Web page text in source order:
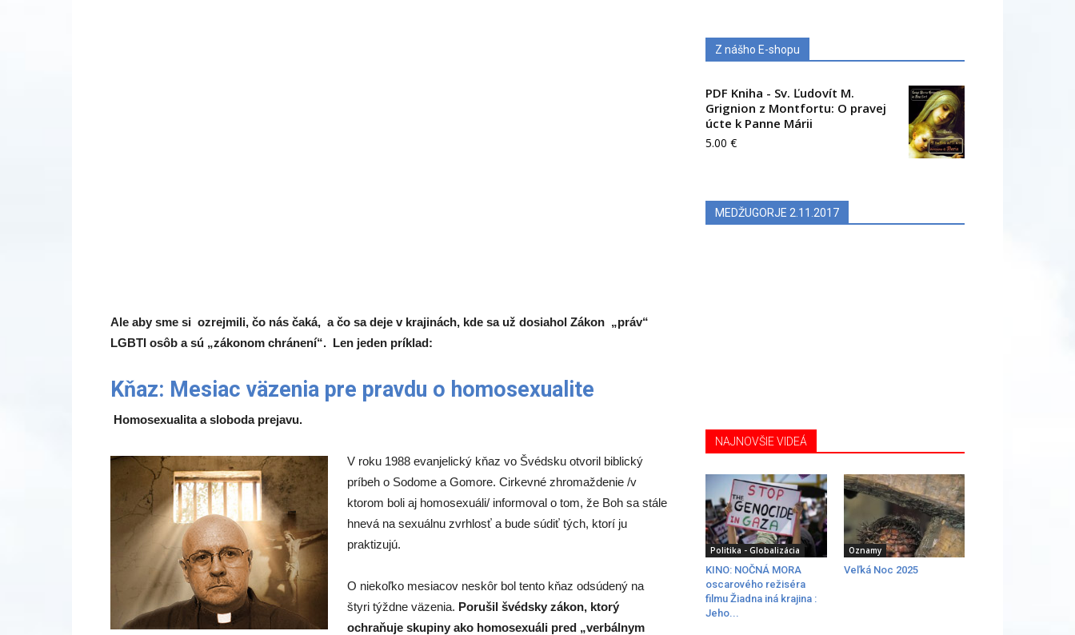
Ale aby sme si ozrejmili, čo nás čaká, a čo sa deje v krajinách, kde sa už dosiahol Zákon „práv“
LGBTI osôb a sú „zákonom chránení“. Len jeden príklad:
Kňaz: Mesiac väzenia pre pravdu o homosexualite
Homosexualita a sloboda prejavu.
V roku 1988 evanjelický kňaz vo Švédsku otvoril biblický
príbeh o Sodome a Gomore. Cirkevné zhromaždenie /v
ktorom boli aj homosexuáli/ informoval o tom, že Boh sa stále
hnevá na sexuálnu zvrhlosť a bude súdiť tých, ktorí ju
praktizujú.
O niekoľko mesiacov neskôr bol tento kňaz odsúdený na
štyri týždne väzenia. Porušil švédsky zákon, ktorý
ochraňuje skupiny ako homosexuáli pred „verbálnym
Z nášho E-shopu
PDF Kniha - Sv. Ľudovít M.
Grignion z Montfortu: O pravej
úcte k Panne Márii
5.00 €
MEDŽUGORJE 2.11.2017
NAJNOVŠIE VIDEÁ
Politika - Globalizácia
KINO: NOČNÁ MORA
oscarového režiséra
filmu Žiadna iná krajina :
Jeho...
Oznamy
Veľká Noc 2025